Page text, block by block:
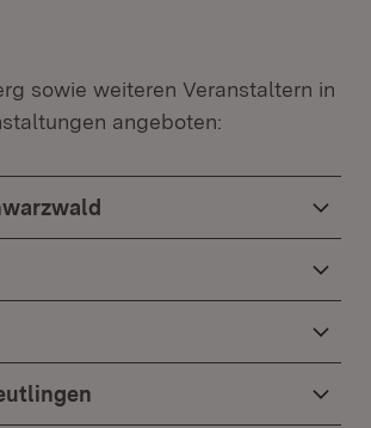
sowie weiteren Veranstaltern in
angeboten: